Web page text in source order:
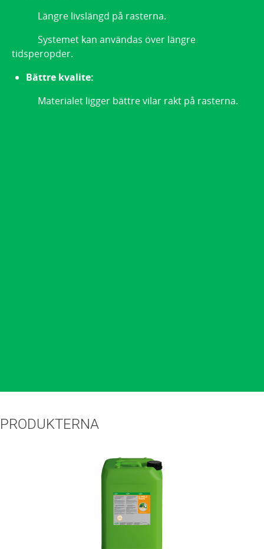
Längre livslängd på rasterna.
Systemet kan användas över längre
tidsperopder.
Bättre kvalite:
Materialet ligger bättre vilar rakt på rasterna.
PRODUKTERNA